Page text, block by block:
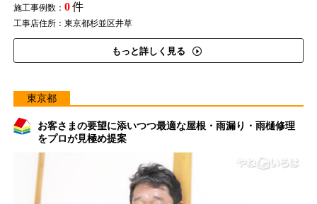
施工事例数： 0件
工事店住所：東京都杉並区井草
もっと詳しく見る
東京都
お客さまの要望に添いつつ最適な屋根・雨漏り・雨樋修理
をプロが見極め提案